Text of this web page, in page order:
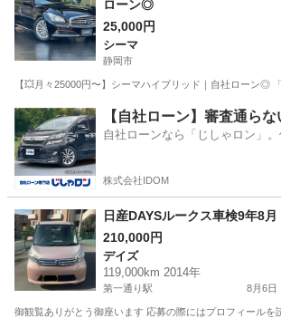
ローン◎
25,000円
シーマ
静岡市
【💥月々25000円〜】シーマハイブリッド｜自社ローン◎
静岡 静岡市 シーマ シーマハイブリッド
【自社ローン】審査通ら
自社ローンなら「じしゃロン」
株式会社IDOM
日産DAYSルークス車検9年8月
210,000円
デイズ
119,000km 2014年
第一通り駅 8月6日
御観覧ありがとう御座います 応募の際にはプロフィール